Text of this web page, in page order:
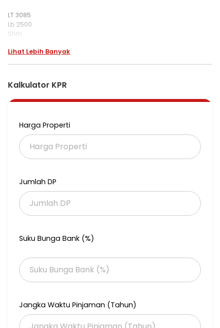
LT 3085
Lb 2500
Shm
(GARDU SENDIRI)
*HARGA jual 8JT/M2
nego sampai deal
Lihat Lebih Banyak
Kalkulator KPR
Harga Properti
Jumlah DP
Suku Bunga Bank (%)
Jangka Waktu Pinjaman (Tahun)